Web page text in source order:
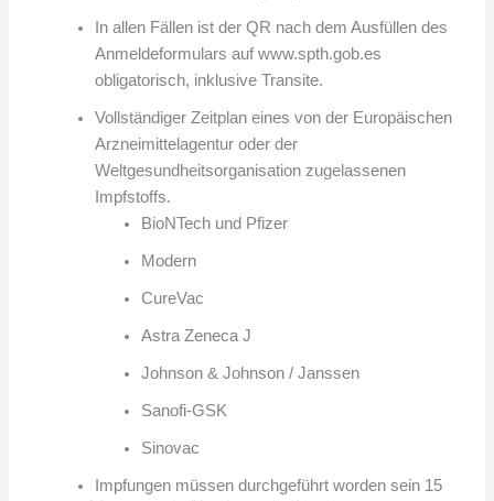
In allen Fällen ist der QR nach dem Ausfüllen des
Anmeldeformulars auf www.spth.gob.es
obligatorisch, inklusive Transite.
Vollständiger Zeitplan eines von der Europäischen
Arzneimittelagentur oder der
Weltgesundheitsorganisation zugelassenen
Impfstoffs.
BioNTech und Pfizer
Modern
CureVac
Astra Zeneca J
Johnson & Johnson / Janssen
Sanofi-GSK
Sinovac
Impfungen müssen durchgeführt worden sein 15